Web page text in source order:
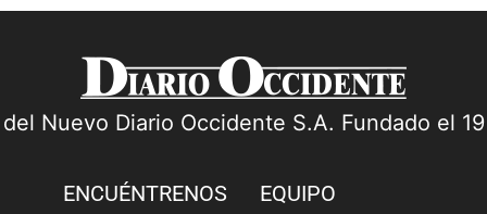
Nuevo Diario Occidente S.A. Fundado el
ENCUÉNTRENOS EQUIPO